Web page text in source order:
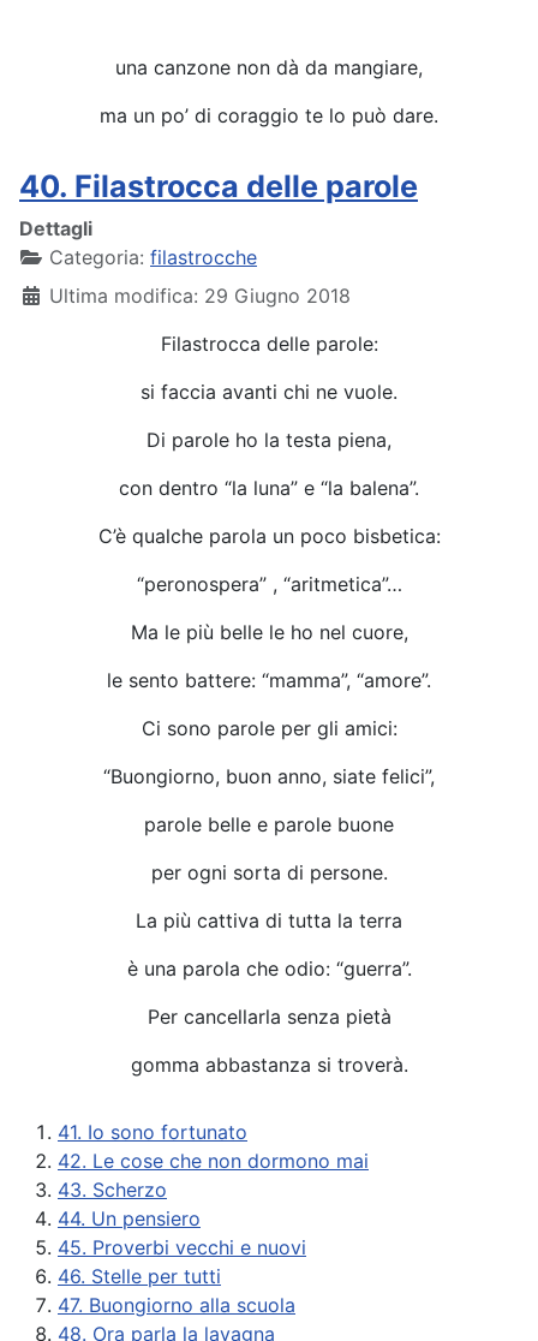
una canzone non dà da mangiare,
ma un po’ di coraggio te lo può dare.
40. Filastrocca delle parole
Dettagli
Categoria: filastrocche
Ultima modifica: 29 Giugno 2018
Filastrocca delle parole:
si faccia avanti chi ne vuole.
Di parole ho la testa piena,
con dentro “la luna” e “la balena”.
C’è qualche parola un poco bisbetica:
“peronospera” , “aritmetica”…
Ma le più belle le ho nel cuore,
le sento battere: “mamma”, “amore”.
Ci sono parole per gli amici:
“Buongiorno, buon anno, siate felici”,
parole belle e parole buone
per ogni sorta di persone.
La più cattiva di tutta la terra
è una parola che odio: “guerra”.
Per cancellarla senza pietà
gomma abbastanza si troverà.
41. Io sono fortunato
42. Le cose che non dormono mai
43. Scherzo
44. Un pensiero
45. Proverbi vecchi e nuovi
46. Stelle per tutti
47. Buongiorno alla scuola
48. Ora parla la lavagna